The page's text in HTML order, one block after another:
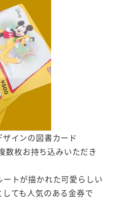
インの図書カード
数枚お持ち込みいただき
トが描かれた可愛らしい
ても人気のある金券で